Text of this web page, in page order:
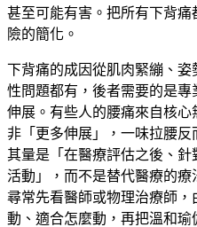
甚至可能有害 。把所有下背
險的簡化。
下背痛的成因從肌肉緊繃、
性問題都有，後者需要的是
伸展。有些人的腰痛來自核
非「更多伸展」，一味拉腰
其量是「在醫療評估之後、
活動」，而不是替代醫療的
尋常先看醫師或物理治療師
動、適合怎麼動，再把溫和瑜